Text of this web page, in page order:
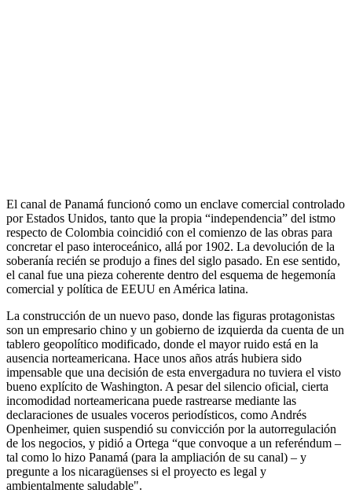
El canal de Panamá funcionó como un enclave comercial controlado
por Estados Unidos, tanto que la propia “independencia” del istmo
respecto de Colombia coincidió con el comienzo de las obras para
concretar el paso interoceánico, allá por 1902. La devolución de la
soberanía recién se produjo a fines del siglo pasado. En ese sentido,
el canal fue una pieza coherente dentro del esquema de hegemonía
comercial y política de EEUU en América latina.
La construcción de un nuevo paso, donde las figuras protagonistas
son un empresario chino y un gobierno de izquierda da cuenta de un
tablero geopolítico modificado, donde el mayor ruido está en la
ausencia norteamericana. Hace unos años atrás hubiera sido
impensable que una decisión de esta envergadura no tuviera el visto
bueno explícito de Washington. A pesar del silencio oficial, cierta
incomodidad norteamericana puede rastrearse mediante las
declaraciones de usuales voceros periodísticos, como Andrés
Openheimer, quien suspendió su convicción por la autorregulación
de los negocios, y pidió a Ortega “que convoque a un referéndum –
tal como lo hizo Panamá (para la ampliación de su canal) – y
pregunte a los nicaragüenses si el proyecto es legal y
ambientalmente saludable".